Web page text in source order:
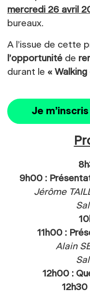
mercredi 26 avril
bureaux.
A l’issue de cette
l’opportunité de
durant le « Walking
Je
9h00 :
Jérôme
11h00 :
Alain
12h00 :
12h30